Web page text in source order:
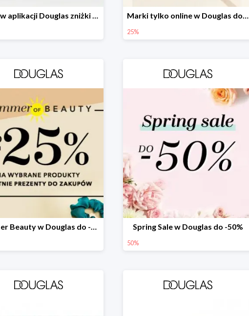
Tylko w aplikacji Douglas zniżki -20% Marki tylko online w Douglas do -25%
25%
Summer Beauty w Douglas do -25% Spring Sale w Douglas do -50%
50%